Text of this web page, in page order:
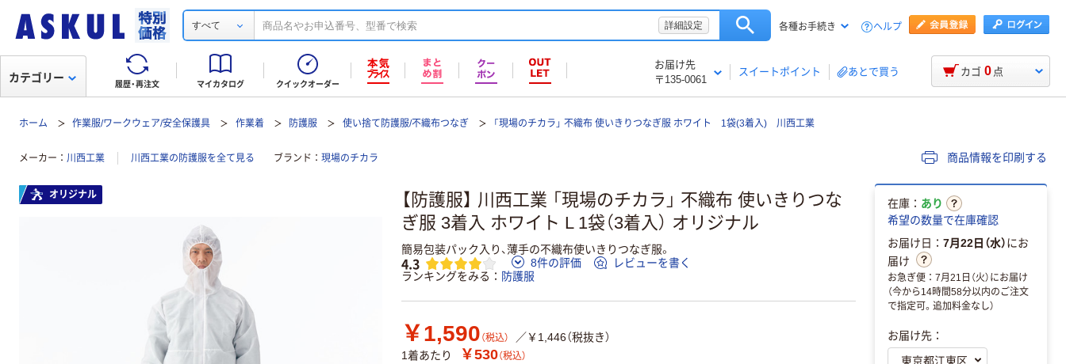
すべて 詳細設定 各種お手続き ヘルプ
履歴・再注文 マイカタログ クイックオーダー
お届け先
〒135-0061
スイートポイント あとで買う
カテゴリー カゴ 0 点
ホーム 作業服/ワークウェア/安全保護具 作業着 防護服 使い捨て防護服/不織布つなぎ 「現場のチカラ」 不織布 使いきりつなぎ服 ホワイト 1袋(3着入) 川西工業
メーカー 川西工業 川西工業の防護服を全て見る ブランド 現場のチカラ 商品情報を印刷する
【防護服】 川西工業 「現場のチカラ」 不織布 使いきりつな
ぎ服 3着入 ホワイト L 1袋（3着入） オリジナル
簡易包装パック入り、薄手の不織布使いきりつなぎ服。
4.3 8件の評価
レビューを書く
ランキングをみる
防護服
￥1,590 （税込）
／￥1,446（税抜き）
1着あたり
￥530（税込）
オリジナル
在庫： あり
希望の数量で在庫確認
お届け日： 7月22日（水）にお
届け
お急ぎ便：7月21日（火）にお届け
（今から14時間58分以内のご注文
で指定可。追加料金なし）
お届け先：